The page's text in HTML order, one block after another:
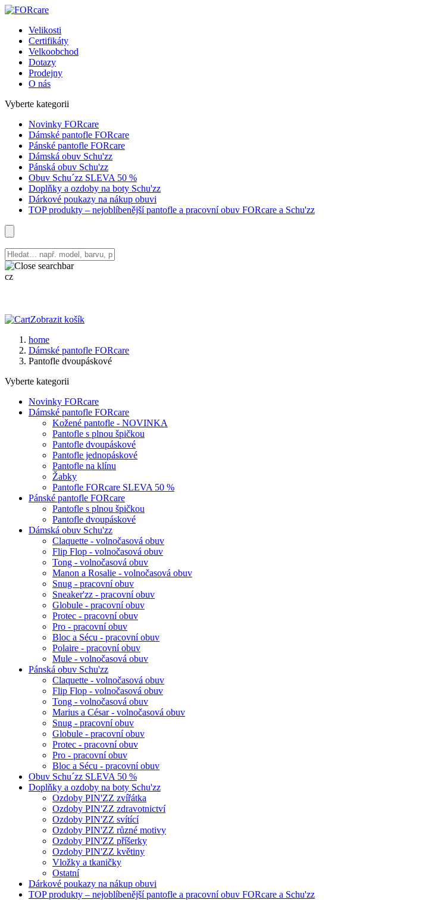
Velikosti
Certifikáty
Velkoobchod
Dotazy
Prodejny
O nás
Vyberte kategorii
Novinky FORcare
Dámské pantofle FORcare
Pánské pantofle FORcare
Dámská obuv Schu'zz
Pánská obuv Schu'zz
Obuv Schu´zz SLEVA 50 %
Doplňky a ozdoby na boty Schu'zz
Dárkové poukazy na nákup obuvi
TOP produkty – nejoblíbenější pantofle a pracovní obuv FORcare a Schu'zz
cz
Zobrazit košík
home
Dámské pantofle FORcare
Pantofle dvoupáskové
Vyberte kategorii
Novinky FORcare
Dámské pantofle FORcare
Kožené pantofle - NOVINKA
Pantofle s plnou špičkou
Pantofle dvoupáskové
Pantofle jednopáskové
Pantofle na klínu
Žabky
Pantofle FORcare SLEVA 50 %
Pánské pantofle FORcare
Pantofle s plnou špičkou
Pantofle dvoupáskové
Dámská obuv Schu'zz
Claquette - volnočasová obuv
Flip Flop - volnočasová obuv
Tong - volnočasová obuv
Manon a Rosalie - volnočasová obuv
Snug - pracovní obuv
Sneaker'zz - pracovní obuv
Globule - pracovní obuv
Protec - pracovní obuv
Pro - pracovní obuv
Bloc a Sécu - pracovní obuv
Polaire - pracovní obuv
Mule - volnočasová obuv
Pánská obuv Schu'zz
Claquette - volnočasová obuv
Flip Flop - volnočasová obuv
Tong - volnočasová obuv
Marius a César - volnočasová obuv
Snug - pracovní obuv
Globule - pracovní obuv
Protec - pracovní obuv
Pro - pracovní obuv
Bloc a Sécu - pracovní obuv
Obuv Schu´zz SLEVA 50 %
Doplňky a ozdoby na boty Schu'zz
Ozdoby PIN'ZZ zvířátka
Ozdoby PIN'ZZ zdravotnictví
Ozdoby PIN'ZZ svítící
Ozdoby PIN'ZZ různé motivy
Ozdoby PIN'ZZ příšerky
Ozdoby PIN'ZZ květiny
Vložky a tkaničky
Ostatní
Dárkové poukazy na nákup obuvi
TOP produkty – nejoblíbenější pantofle a pracovní obuv FORcare a Schu'zz